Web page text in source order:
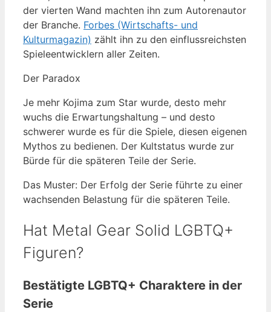
der vierten Wand machten ihn zum Autorenautor
der Branche. Forbes (Wirtschafts- und
Kulturmagazin) zählt ihn zu den einflussreichsten
Spieleentwicklern aller Zeiten.
Der Paradox
Je mehr Kojima zum Star wurde, desto mehr
wuchs die Erwartungshaltung – und desto
schwerer wurde es für die Spiele, diesen eigenen
Mythos zu bedienen. Der Kultstatus wurde zur
Bürde für die späteren Teile der Serie.
Das Muster: Der Erfolg der Serie führte zu einer
wachsenden Belastung für die späteren Teile.
Hat Metal Gear Solid LGBTQ+
Figuren?
Bestätigte LGBTQ+ Charaktere in der
Serie